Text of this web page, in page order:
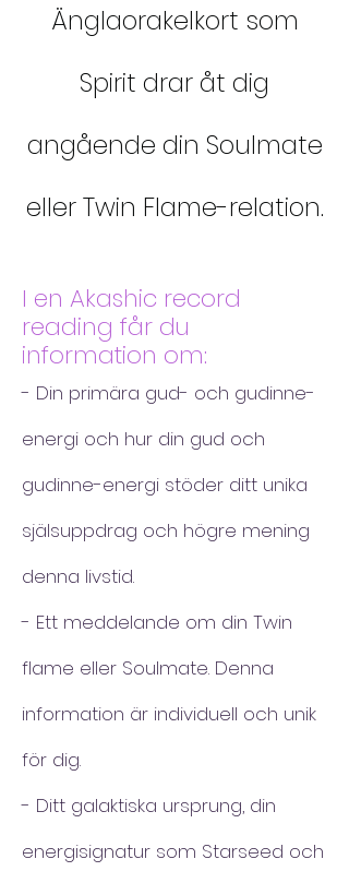
Änglaorakelkort som
Spirit drar åt dig
angående din Soulmate
eller Twin Flame-relation.
I en Akashic record
reading får du
information om:
- Din primära gud- och gudinne-
energi och hur din gud och
gudinne-energi stöder ditt unika
själsuppdrag och högre mening
denna livstid.
- Ett meddelande om din Twin
flame eller Soulmate. Denna
information är individuell och unik
för dig.
- Ditt galaktiska ursprung, din
energisignatur som Starseed och